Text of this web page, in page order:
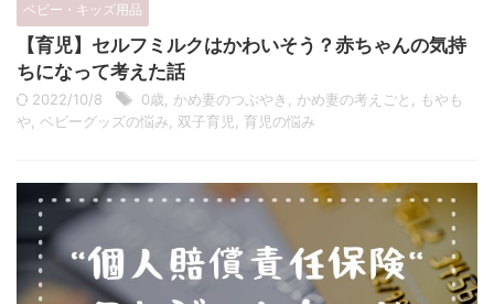
ベビー・キッズ用品
【育児】セルフミルクはかわいそう？赤ちゃんの気持
ちになって考えた話
2022/10/8 0歳, かめ妻のつぶやき , かめ妻の考えごと , もやも
や, ベビーグッズの悩み, 双子育児, 育児の悩み